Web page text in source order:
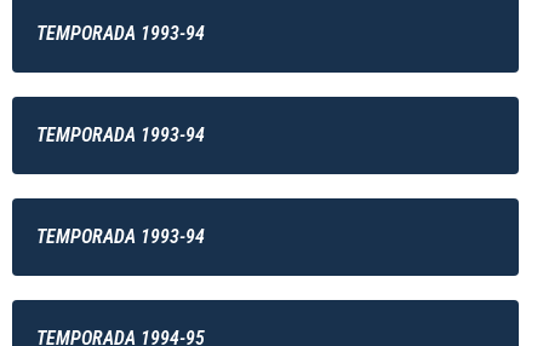
TEMPORADA 1993-94
TEMPORADA 1993-94
TEMPORADA 1993-94
TEMPORADA 1994-95